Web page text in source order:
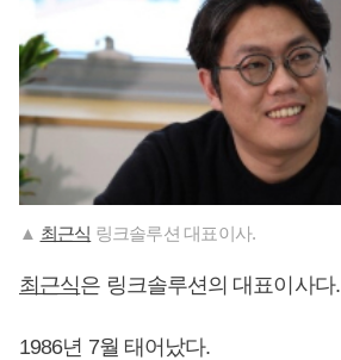
▲ 최근식 링크솔루션 대표이사.
최근식은 링크솔루션의 대표이사다.
1986년 7월 태어났다.